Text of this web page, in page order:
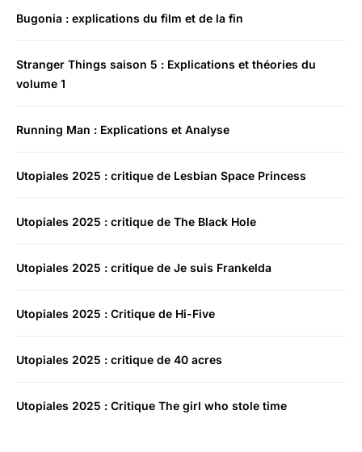
Bugonia : explications du film et de la fin
Stranger Things saison 5 : Explications et théories du
volume 1
Running Man : Explications et Analyse
Utopiales 2025 : critique de Lesbian Space Princess
Utopiales 2025 : critique de The Black Hole
Utopiales 2025 : critique de Je suis Frankelda
Utopiales 2025 : Critique de Hi-Five
Utopiales 2025 : critique de 40 acres
Utopiales 2025 : Critique The girl who stole time